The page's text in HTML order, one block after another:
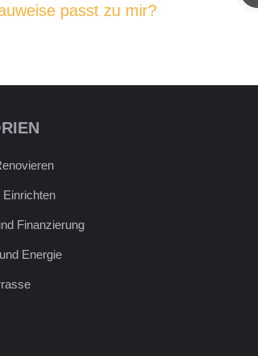
passt zu mir?
Einrichten
Finanzierung
Energie